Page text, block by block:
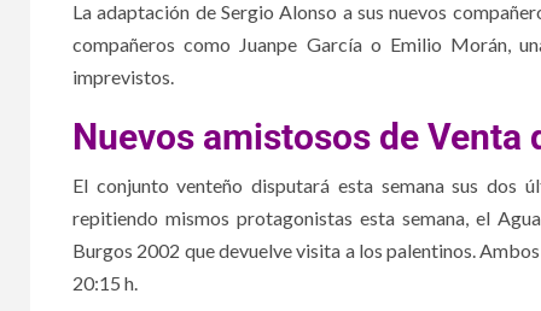
La adaptación de Sergio Alonso a sus nuevos
compañeros como Juanpe García o Emilio Morán,
imprevistos.
Nuevos amistosos de Venta
El conjunto venteño disputará esta semana sus dos
repitiendo mismos protagonistas esta semana, el
Burgos 2002 que devuelve visita a los palentinos.
20:15 h.